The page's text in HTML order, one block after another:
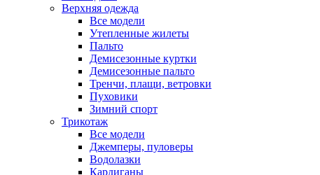
Верхняя одежда
Все модели
Утепленные жилеты
Пальто
Демисезонные куртки
Демисезонные пальто
Тренчи, плащи, ветровки
Пуховики
Зимний спорт
Трикотаж
Все модели
Джемперы, пуловеры
Водолазки
Кардиганы